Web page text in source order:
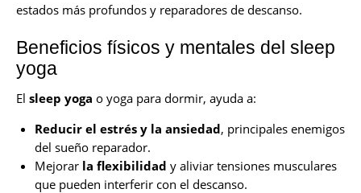
estados más profundos y reparadores de descanso.
Beneficios físicos y mentales del sleep
yoga
El sleep yoga o yoga para dormir, ayuda a:
Reducir el estrés y la ansiedad, principales enemigos
del sueño reparador.
Mejorarla flexibilidad y aliviar tensiones musculares
que pueden interferir con el descanso.